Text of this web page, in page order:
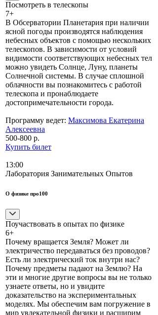
Посмотреть в телескопы
7+
В Обсерватории Планетария при наличии
ясной погоды производятся наблюдения
небесных объектов с помощью нескольких
телескопов. В зависимости от условий
видимости соответствующих небесных тел
можно увидеть Солнце, Луну, планеты
Солнечной системы. В случае сплошной
облачности вы познакомитесь с работой
телескопа и пронаблюдаете
достопримечательности города.
Программу ведет: Максимова Екатерина
Алексеевна
500-800 р.
Купить билет
13:00
Лаборатория Занимательных Опытов
О физике про100
Поучаствовать в опытах по физике
6+
Почему вращается Земля? Может ли
электричество передаваться без проводов?
Есть ли электрический ток внутри нас?
Почему предметы падают на Землю? На
эти и многие другие вопросы вы не только
узнаете ответы, но и увидите
доказательство на экспериментальных
моделях. Мы обеспечим вам погружение в
мир увлекательной физики и расширим